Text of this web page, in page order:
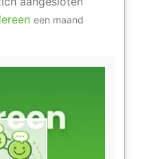
een maand